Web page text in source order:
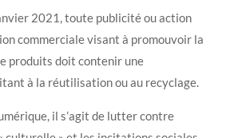
2021, toute publicité ou action
commerciale visant à promouvoir la
produits doit contenir une
à la réutilisation ou au recyclage.
il s’agit de lutter contre